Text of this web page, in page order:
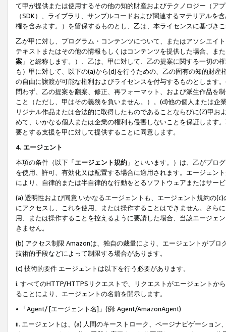
て甲が提供または使用するその他の知的財産およびテクノロジー（ア
（SDK）、ライブラリ、サンプルコードおよび関連するマテリアル
権を含みます。）を留保するものとし、乙は、本ライセンスに基づき
乙が甲に対し、プログラム・コンテンツについて、またはアソシエイ
テキストまたはその他の情報もしくはコンテンツを提供した場合、ま
案 」と総称します。）、乙は、甲に対して、乙の提案に関する一切
も）甲に対して、以下の(a)から(d)を行うための、乙の固有の知的財
の自由に譲渡が可能な権利およびライセンスを付与するものとします
問わず、乙の提案を翻案、修正、再フォーマット、および派生作品を
こと（ただし、甲はその義務を負いません。）。(d)他の個人または
リジナル作品または合法的に取得したものであることならびに(Z)甲
めて、いかなる個人または企業の権利も侵害しないことを保証します
要とする支援を甲に対して提供することに同意します。
4. エージェント
本項の条件（以下「エージェント規約 」といいます。）は、乙がプロ
を使用、許可、有効化又は配置する場合に適用されます。エージェン
により、自律的または半自律的な行動をとるソフトウェアまたはサー
(a) 透明性および同意 いかなるエージェントも、エージェント規約の
にアクセスし、これを使用、または操作することはできません。さら
用、または操作することを控えるように要請した場合、当該エージェ
きません。
(b) アクセス制限 Amazonは、独自の裁量により、エージェントがプ
技術的手段などによって制限する場合があります。
(c) 技術的要件 エージェントは以下を行う必要があります。
i. すべてのHTTP/HTTPSリクエストで、リクエストがエージェントか
ることにより、エージェントの名前を開示します。
• 「Agent/ [エージェント名]」(例: Agent/AmazonAgent)
ii. エージェントは、(a) 人間のキーストローク、ページナビゲーショ